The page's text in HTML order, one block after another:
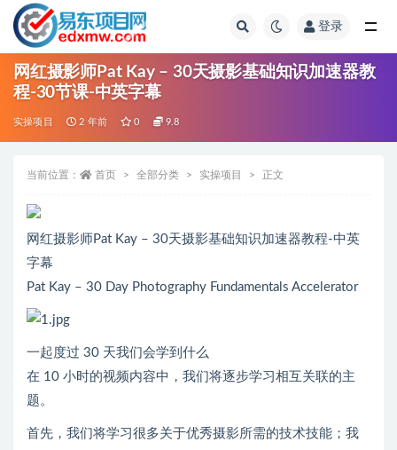
登录
网红摄影师Pat Kay – 30天摄影基础知识加速器教
程-30节课-中英字幕
实操项目 2 年前 0 9.8
当前位置： 首页 全部分类 实操项目 正文
网红摄影师Pat Kay – 30天摄影基础知识加速器教程-中英
字幕
Pat Kay – 30 Day Photography Fundamentals Accelerator
一起度过 30 天我们会学到什么
在 10 小时的视频内容中，我们将逐步学习相互关联的主
题。
首先，我们将学习很多关于优秀摄影所需的技术技能；我